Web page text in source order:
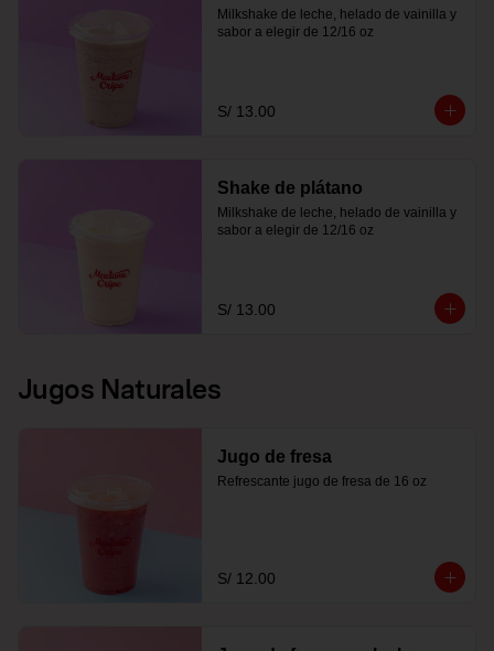
Milkshake de leche, helado de vainilla y
sabor a elegir de 12/16 oz
S/ 13.00
Shake de plátano
Milkshake de leche, helado de vainilla y
sabor a elegir de 12/16 oz
S/ 13.00
Jugos Naturales
Jugo de fresa
Refrescante jugo de fresa de 16 oz
S/ 12.00